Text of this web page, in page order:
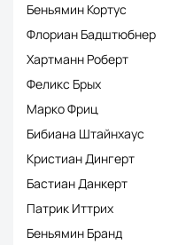
Беньямин Кортус
Флориан Бадштюбнер
Хартманн Роберт
Феликс Брых
Марко Фриц
Бибиана Штайнхаус
Кристиан Дингерт
Бастиан Данкерт
Патрик Иттрих
Беньямин Бранд